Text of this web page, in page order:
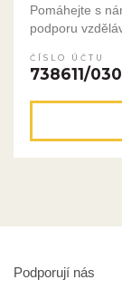
Pomáhejte s
podporu
ČÍSLO ÚČTU
738611/
Podporují nás